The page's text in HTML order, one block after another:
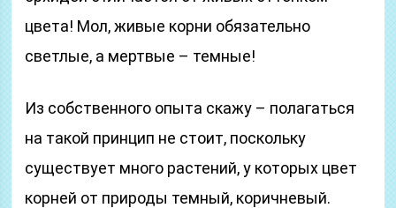
цвета! Мол, живые корни обязательно
светлые, а мертвые – темные!
Из собственного опыта скажу – полагаться
на такой принцип не стоит, поскольку
существует много растений, у которых цвет
корней от природы темный, коричневый.